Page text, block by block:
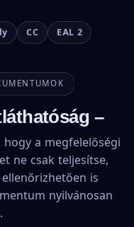
CC EAL 2
–
hogy a megfelelőségi
ne csak teljesítse,
is
nyilvánosan